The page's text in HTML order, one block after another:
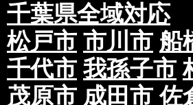
千葉県全域対応
松戸市 市川市 船
千代市 我孫子市
茂原市 成田市 佐